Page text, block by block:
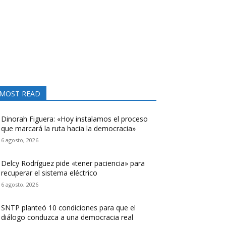
READ
Dinorah Figuera: «Hoy instalamos el proceso
que marcará la ruta hacia la democracia»
6 agosto, 2026
Delcy Rodríguez pide «tener paciencia» para
recuperar el sistema eléctrico
6 agosto, 2026
SNTP planteó 10 condiciones para que el
diálogo conduzca a una democracia real